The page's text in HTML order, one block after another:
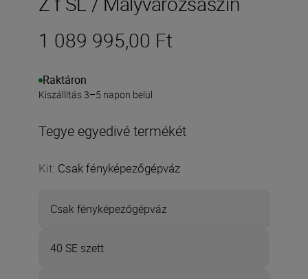
1 089 995,00 Ft
Raktáron
Kiszállítás 3–5 napon belül
Tegye egyedivé termékét
Kit: Csak fényképezőgépváz
Csak fényképezőgépváz
40 SE szett